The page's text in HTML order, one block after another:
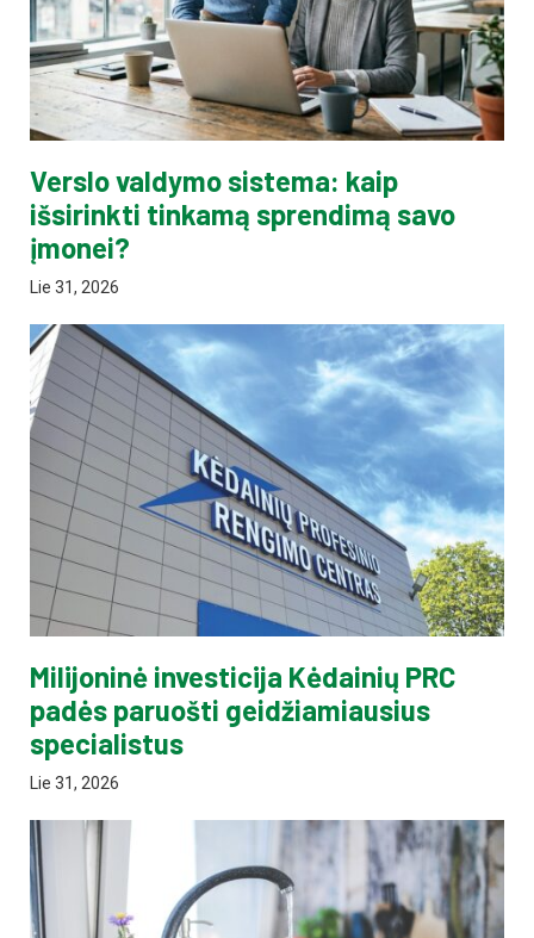
Verslo valdymo sistema: kaip
išsirinkti tinkamą sprendimą savo
įmonei?
Lie 31, 2026
Milijoninė investicija Kėdainių PRC
padės paruošti geidžiamiausius
specialistus
Lie 31, 2026